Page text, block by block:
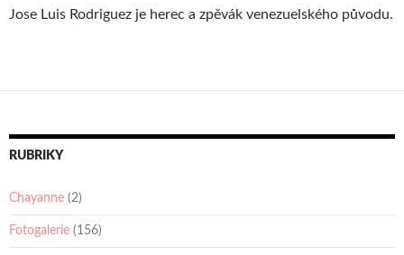
Jose Luis Rodriguez je herec a zpěvák venezuelského původu.
RUBRIKY
Chayanne (2)
Fotogalerie (156)